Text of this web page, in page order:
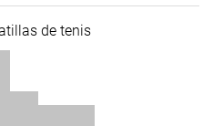
de tenis